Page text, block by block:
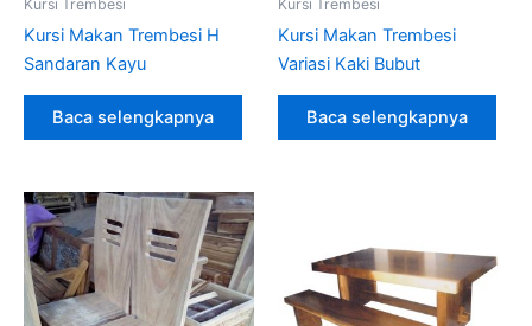
Kursi Trembesi
Kursi Makan Trembesi H
Sandaran Kayu
Baca selengkapnya
Kursi Trembesi
Kursi Makan Trembesi
Variasi Kaki Bubut
Baca selengkapnya